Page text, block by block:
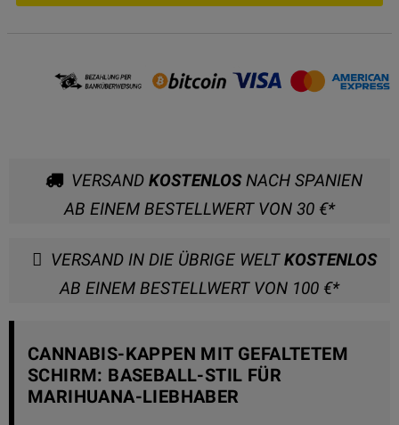
VERSAND KOSTENLOSNACH SPANIEN
AB EINEM BESTELLWERT VON 30 €*
VERSAND IN DIE ÜBRIGE WELTKOSTENLOS
AB EINEM BESTELLWERT VON 100 €*
CANNABIS-KAPPEN MIT GEFALTETEM
SCHIRM: BASEBALL-STIL FÜR
MARIHUANA-LIEBHABER